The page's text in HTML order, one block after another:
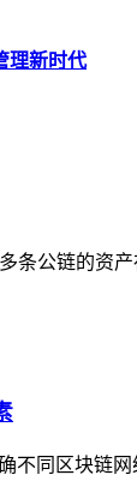
理新时代
条公链的
不同区块